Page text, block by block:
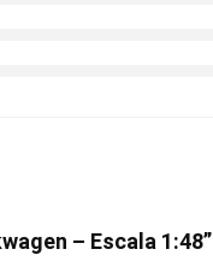
– Escala 1:48”